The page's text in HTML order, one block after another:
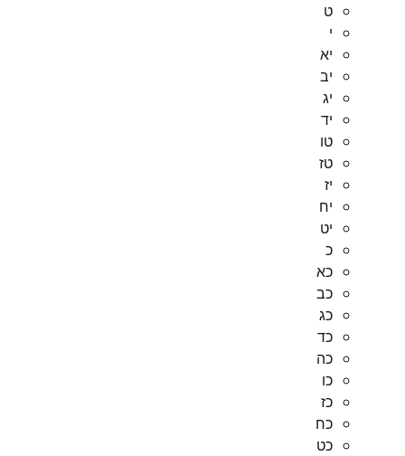
ט
י
יא
יב
יג
יד
טו
טז
יז
יח
יט
כ
כא
כב
כג
כד
כה
כו
כז
כח
כט